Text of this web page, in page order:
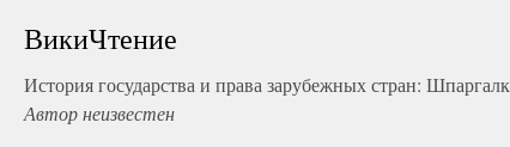
ВикиЧтение
История государства и права зарубежных стран:
Автор неизвестен